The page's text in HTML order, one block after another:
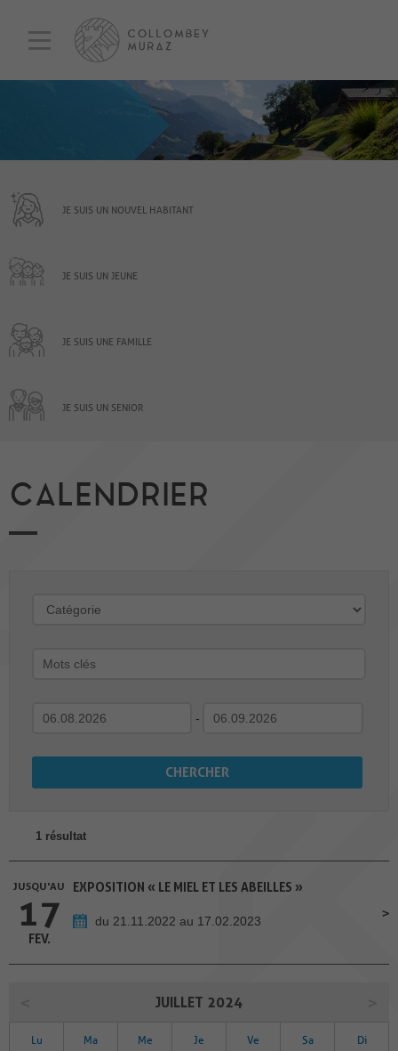
JE SUIS UN NOUVEL HABITANT
JE SUIS UN JEUNE
JE SUIS UNE FAMILLE
JE SUIS UN SENIOR
CALENDRIER
-
1 résultat
JUSQU'AU
17
FEV.
EXPOSITION « LE MIEL ET LES ABEILLES »
du 21.11.2022 au 17.02.2023
JUILLET 2024
Lu Ma Me Je Ve Sa Di